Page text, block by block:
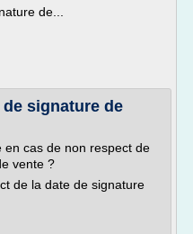
de...
signature de
cas de non respect de
vente ?
de la date de signature